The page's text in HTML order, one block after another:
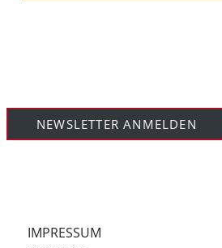
NEWSLETTER ANMELDEN
IMPRESSUM